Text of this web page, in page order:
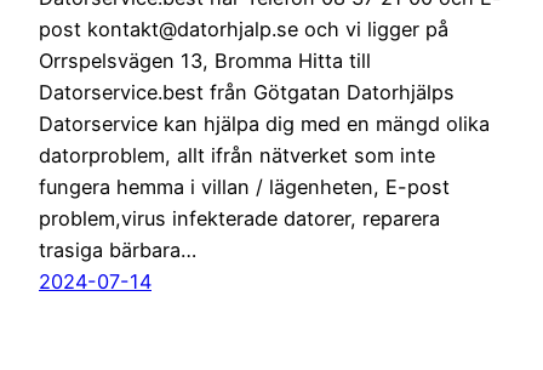
post kontakt@datorhjalp.se och vi ligger på
Orrspelsvägen 13, Bromma Hitta till
Datorservice.best från Götgatan Datorhjälps
Datorservice kan hjälpa dig med en mängd olika
datorproblem, allt ifrån nätverket som inte
fungera hemma i villan / lägenheten, E-post
problem,virus infekterade datorer, reparera
trasiga bärbara…
2024-07-14